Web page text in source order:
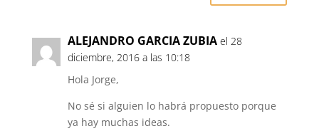
ALEJANDRO GARCIA ZUBIA el 28
diciembre, 2016 a las 10:18
Hola Jorge,
No sé si alguien lo habrá propuesto porque
ya hay muchas ideas.